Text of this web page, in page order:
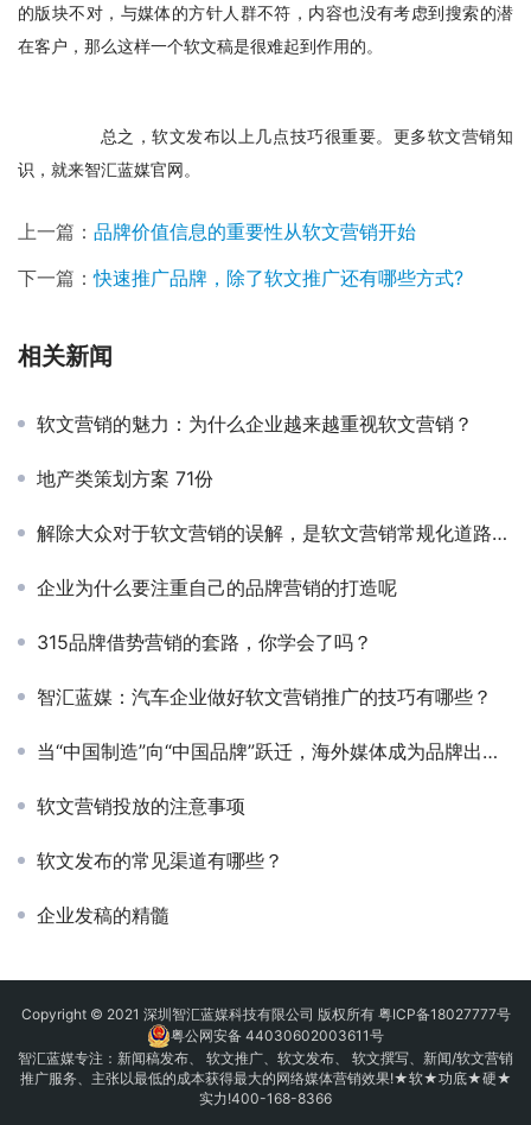
的版块不对，与媒体的方针人群不符，内容也没有考虑到搜索的潜
在客户，那么这样一个软文稿是很难起到作用的。
总之，软文发布以上几点技巧很重要。更多软文营销知
识，就来智汇蓝媒官网。
上一篇： 品牌价值信息的重要性从软文营销开始
下一篇：快速推广品牌，除了软文推广还有哪些方式?
相关新闻
软文营销的魅力：为什么企业越来越重视软文营销？
地产类策划方案 71份
解除大众对于软文营销的误解，是软文营销常规化道路上不可少的一项工作
企业为什么要注重自己的品牌营销的打造呢
315品牌借势营销的套路，你学会了吗？
智汇蓝媒：汽车企业做好软文营销推广的技巧有哪些？
当“中国制造”向“中国品牌”跃迁，海外媒体成为品牌出海破局的关键武器
软文营销投放的注意事项
软文发布的常见渠道有哪些？
企业发稿的精髓
Copyright © 2021 深圳智汇蓝媒科技有限公司 版权所有 粤ICP备18027777号
粤公网安备 44030602003611号
智汇蓝媒专注： 新闻稿发布、 软文推广、 软文发布、 软文撰写、新闻/软文营销
推广服务、主张以最低的成本获得最大的网络媒体营销效果!★软★功底★硬★
实力!400-168-8366